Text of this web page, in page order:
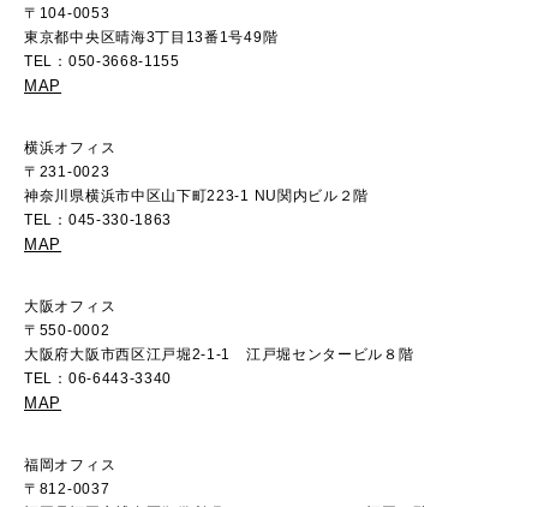
〒104-0053
東京都中央区晴海3丁目13番1号49階
TEL：050-3668-1155
MAP
横浜オフィス
〒231-0023
神奈川県横浜市中区山下町223-1 NU関内ビル２階
TEL：045-330-1863
MAP
大阪オフィス
〒550-0002
大阪府大阪市西区江戸堀2-1-1 江戸堀センタービル８階
TEL：06-6443-3340
MAP
福岡オフィス
〒812-0037